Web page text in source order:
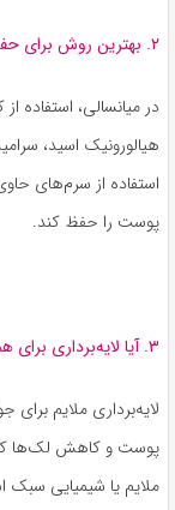
۲. بهترین روش برای حفظ رطوبت پوست میانسال چیست؟
در میانسالی، استفاده
هیالورونیک اسید،
پوست را حفظ کند.
۳. آیا لایه‌برداری برای همه سنین مناسب است؟
لایه‌برداری ملایم برای
پوست و کاهش لک‌ها کمک
ملایم یا شیمیایی